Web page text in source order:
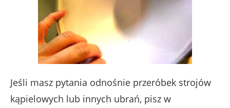
Jeśli masz pytania odnośnie przeróbek strojów
kąpielowych lub innych ubrań, pisz w